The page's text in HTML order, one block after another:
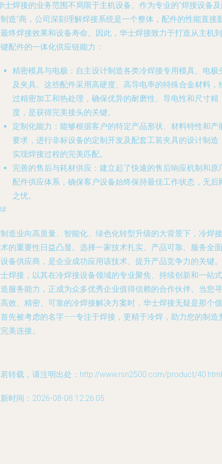
士焊接的业务范围不局限于主机设备。作为专业的“焊接设备
造”商，公司深刻理解焊接系统是一个整体，配件的性能直接
终焊接效果和设备寿命。因此，华士焊接致力于打造从主机到
配件的一体化供应链能力：
精密模具与电极 ：自主设计制造各类冷焊接专用模具、电极
及夹具。这些配件采用高硬度、高导电率的特殊合金材料，
过精密加工和热处理，确保优异的耐磨性、导电性和尺寸精
度，是获得完美接头的关键。
定制化能力 ：能够根据客户的特定产品形状、材料特性和产
要求，进行非标设备的定制开发及配套工装夹具的设计制造
实现焊接过程的完美匹配。
完善的售后与耗材供应 ：建立起了快速的售后响应机制和原
配件供应体系，确保客户设备始终保持最佳工作状态，无后
之忧。
造业向高质量、智能化、绿色化转型升级的大背景下，冷焊接
的重要性日益凸显。选择一家技术扎实、产品可靠、服务全面
备供应商，是企业成功应用该技术、提升产品竞争力的关键。
焊接，以其在冷焊接设备领域的专业聚焦、持续创新和一站式
服务能力，正成为众多优秀企业值得信赖的合作伙伴。当您寻
效、精密、可靠的冷焊接解决方案时，华士焊接无疑是那个值
先被考虑的名字——专注于焊接，更精于冷焊，助力您的制造
美连接。
转载，请注明出处：http://www.rsn2500.com/product/40.html
时间：2026-08-08 12:26:05